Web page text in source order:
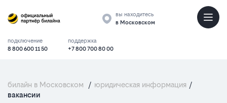
вы находитесь
в Московском
подключение
8 800 600 11 50
поддержка
+7 800 700 80 00
билайн в Московском / юридическая информация /
вакансии